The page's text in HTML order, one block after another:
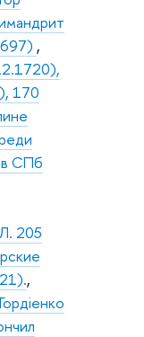
,
170
в СПб
205
,